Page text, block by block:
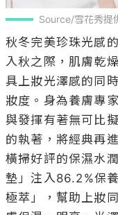
Source/雪花秀提
秋冬完美珍珠光感
入秋之際，肌膚乾
具上妝光澤感的同
妝度。身為養膚專
與發揮有著無可比
的執著，將經典再
橫掃好評的保濕水
墊」注入86.2%保
極萃」，幫助上妝